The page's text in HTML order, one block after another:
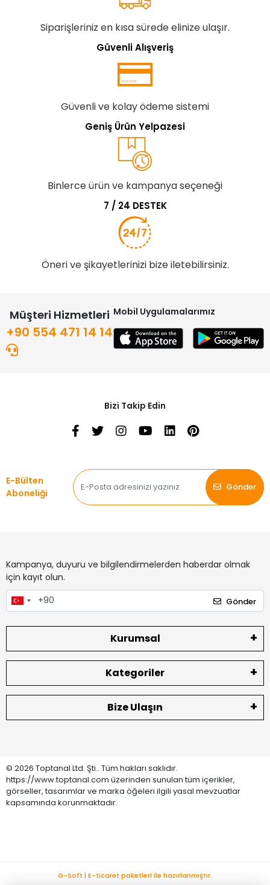
Siparişleriniz en kısa sürede elinize ulaşır.
Güvenli Alışveriş
Güvenli ve kolay ödeme sistemi
Geniş Ürün Yelpazesi
Binlerce ürün ve kampanya seçeneği
7 / 24 DESTEK
Öneri ve şikayetlerinizi bize iletebilirsiniz.
Müşteri Hizmetleri
+90 554 471 14 14
Mobil Uygulamalarımız
Bizi Takip Edin
E-Bülten
Aboneliği
Gönder
Kampanya, duyuru ve bilgilendirmelerden haberdar olmak
için kayıt olun.
Gönder
Kurumsal
Kategoriler
Bize Ulaşın
© 2026 Toptanal Ltd. Şti.. Tüm hakları saklıdır.
https://www.toptanal.com üzerinden sunulan tüm içerikler,
görseller, tasarımlar ve marka öğeleri ilgili yasal mevzuatlar
kapsamında korunmaktadır.
G-Soft | E-ticaret paketleri ile hazırlanmıştır.